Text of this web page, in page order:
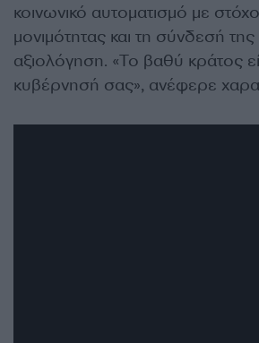
κοινωνικό αυτοματισμό με
μονιμότητας και τη σύνδεσή της
αξιολόγηση. «Το βαθύ κράτος
κυβέρνησή σας», ανέφερε